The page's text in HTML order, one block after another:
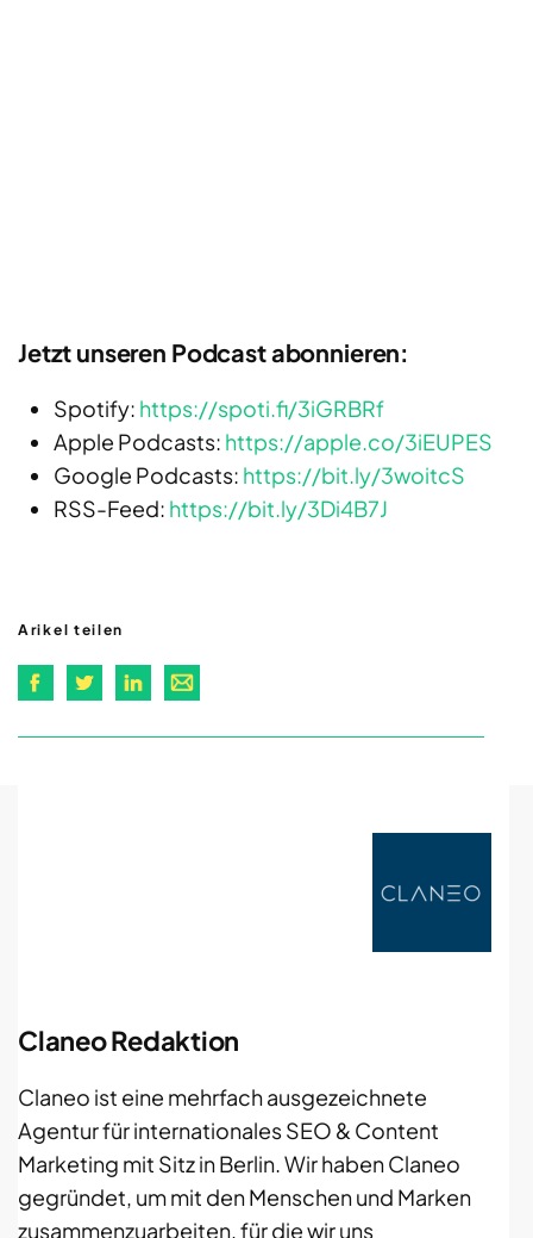
Jetzt unseren Podcast abonnieren:
Spotify: https://spoti.fi/3iGRBRf
Apple Podcasts: https://apple.co/3iEUPES
Google Podcasts: https://bit.ly/3woitcS
RSS-Feed: https://bit.ly/3Di4B7J
Arikel teilen
Claneo Redaktion
Claneo ist eine mehrfach ausgezeichnete
Agentur für internationales SEO & Content
Marketing mit Sitz in Berlin. Wir haben Claneo
gegründet, um mit den Menschen und Marken
zusammenzuarbeiten, für die wir uns